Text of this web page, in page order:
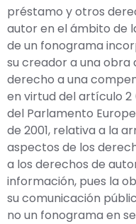
préstamo y otros
autor en el ámbito de
de un fonograma
su creador a una obra
derecho a una
en virtud del artículo 2
del Parlamento
de 2001, relativa a la
aspectos de los
a los derechos de
información, pues la
su comunicación
no un fonograma en